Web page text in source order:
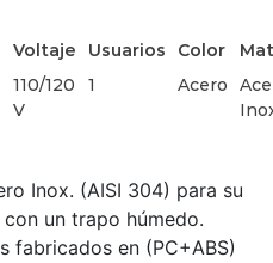
Voltaje Usuarios Color
110/120
V
1 Acero
Inox. (AISI 304) para su
un trapo húmedo.
fabricados en (PC+ABS)